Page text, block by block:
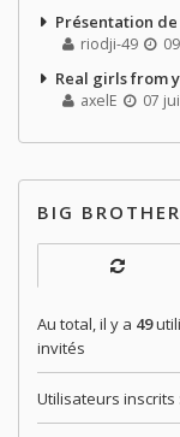
Présentation
riodji-49
Real girls from
axelE 07
BIG BROTHER
Au total, il y a 49
invités
Utilisateurs inscrits :